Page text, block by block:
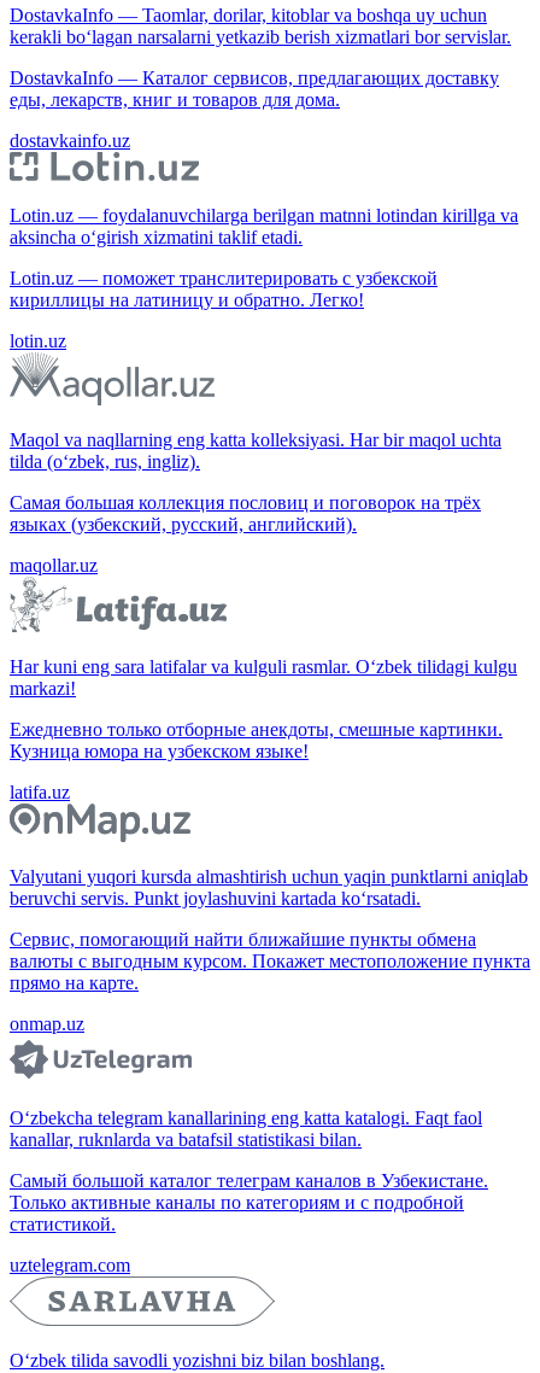
DostavkaInfo — Taomlar, dorilar, kitoblar va boshqa uy uchun
kerakli bo‘lagan narsalarni yetkazib berish xizmatlari bor servislar.
DostavkaInfo — Каталог сервисов, предлагающих доставку
еды, лекарств, книг и товаров для дома.
dostavkainfo.uz
Lotin.uz — foydalanuvchilarga berilgan matnni lotindan kirillga va
aksincha o‘girish xizmatini taklif etadi.
Lotin.uz — поможет транслитерировать с узбекской
кириллицы на латиницу и обратно. Легко!
lotin.uz
Maqol va naqllarning eng katta kolleksiyasi. Har bir maqol uchta
tilda (o‘zbek, rus, ingliz).
Самая большая коллекция пословиц и поговорок на трёх
языках (узбекский, русский, английский).
maqollar.uz
Har kuni eng sara latifalar va kulguli rasmlar. O‘zbek tilidagi kulgu
markazi!
Ежедневно только отборные анекдоты, смешные картинки.
Кузница юмора на узбекском языке!
latifa.uz
Valyutani yuqori kursda almashtirish uchun yaqin punktlarni aniqlab
beruvchi servis. Punkt joylashuvini kartada ko‘rsatadi.
Сервис, помогающий найти ближайшие пункты обмена
валюты с выгодным курсом. Покажет местоположение пункта
прямо на карте.
onmap.uz
O‘zbekcha telegram kanallarining eng katta katalogi. Faqt faol
kanallar, ruknlarda va batafsil statistikasi bilan.
Самый большой каталог телеграм каналов в Узбекистане.
Только активные каналы по категориям и с подробной
статистикой.
uztelegram.com
O‘zbek tilida savodli yozishni biz bilan boshlang.